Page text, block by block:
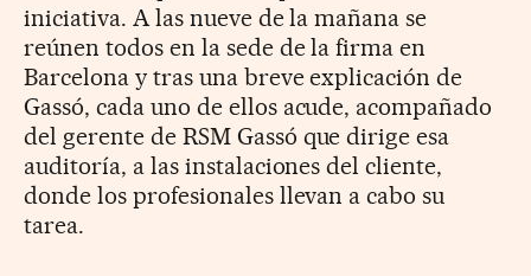
iniciativa. A las nueve de la mañana se
reúnen todos en la sede de la firma en
Barcelona y tras una breve explicación de
Gassó, cada uno de ellos acude, acompañado
del gerente de RSM Gassó que dirige esa
auditoría, a las instalaciones del cliente,
donde los profesionales llevan a cabo su
tarea.